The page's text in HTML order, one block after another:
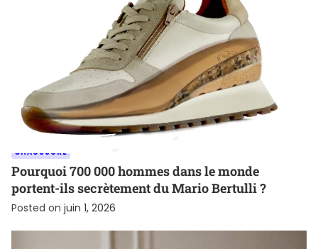
CHAUSSURE
Pourquoi 700 000 hommes dans le monde
portent-ils secrètement du Mario Bertulli ?
Posted on juin 1, 2026